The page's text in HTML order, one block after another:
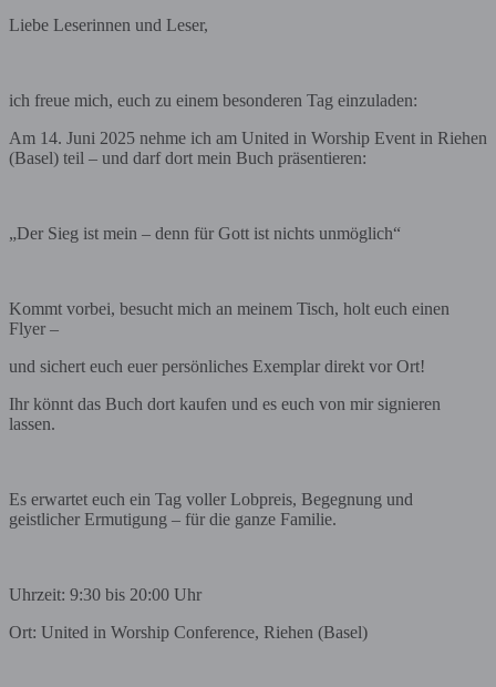
Liebe Leserinnen und Leser,
ich freue mich, euch zu einem besonderen Tag einzuladen:
Am 14. Juni 2025 nehme ich am United in Worship Event in Riehen
(Basel) teil – und darf dort mein Buch präsentieren:
„Der Sieg ist mein – denn für Gott ist nichts unmöglich“
Kommt vorbei, besucht mich an meinem Tisch, holt euch einen
Flyer –
und sichert euch euer persönliches Exemplar direkt vor Ort!
Ihr könnt das Buch dort kaufen und es euch von mir signieren
lassen.
Es erwartet euch ein Tag voller Lobpreis, Begegnung und
geistlicher Ermutigung – für die ganze Familie.
Uhrzeit: 9:30 bis 20:00 Uhr
Ort: United in Worship Conference, Riehen (Basel)